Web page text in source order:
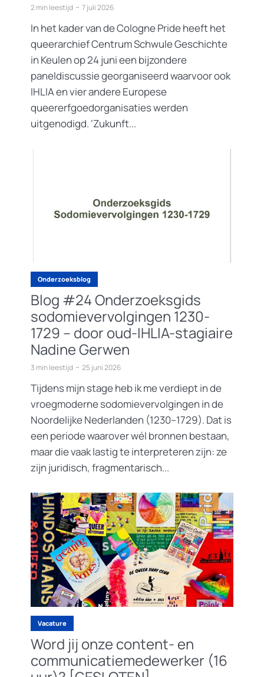
2 min leestijd 7 juli 2026
In het kader van de Cologne Pride heeft het
queerarchief Centrum Schwule Geschichte
in Keulen op 24 juni een bijzondere
paneldiscussie georganiseerd waarvoor ook
IHLIA en vier andere Europese
queererfgoedorganisaties werden
uitgenodigd. ‘Zukunft...
Onderzoeksblog
Blog #24 Onderzoeksgids
sodomievervolgingen 1230-
1729 – door oud-IHLIA-stagiaire
Nadine Gerwen
3 min leestijd 25 juni 2026
Tijdens mijn stage heb ik me verdiept in de
vroegmoderne sodomievervolgingen in de
Noordelijke Nederlanden (1230–1729). Dat is
een periode waarover wél bronnen bestaan,
maar die vaak lastig te interpreteren zijn: ze
zijn juridisch, fragmentarisch...
Vacature
Word jij onze content- en
communicatiemedewerker (16